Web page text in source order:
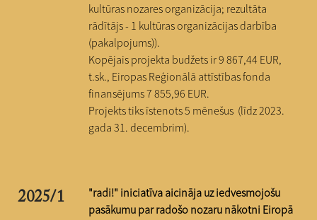
kultūras nozares organizācija; rezultāta
rādītājs - 1 kultūras organizācijas darbība
(pakalpojums)).
Kopējais projekta budžets ir 9 867,44 EUR,
t.sk., Eiropas Reģionālā attīstības fonda
finansējums 7 855,96 EUR.
Projekts tiks īstenots 5 mēnešus (līdz 2023.
gada 31. decembrim).
2025/1 "radi!" iniciatīva aicināja uz iedvesmojošu
pasākumu par radošo nozaru nākotni Eiropā